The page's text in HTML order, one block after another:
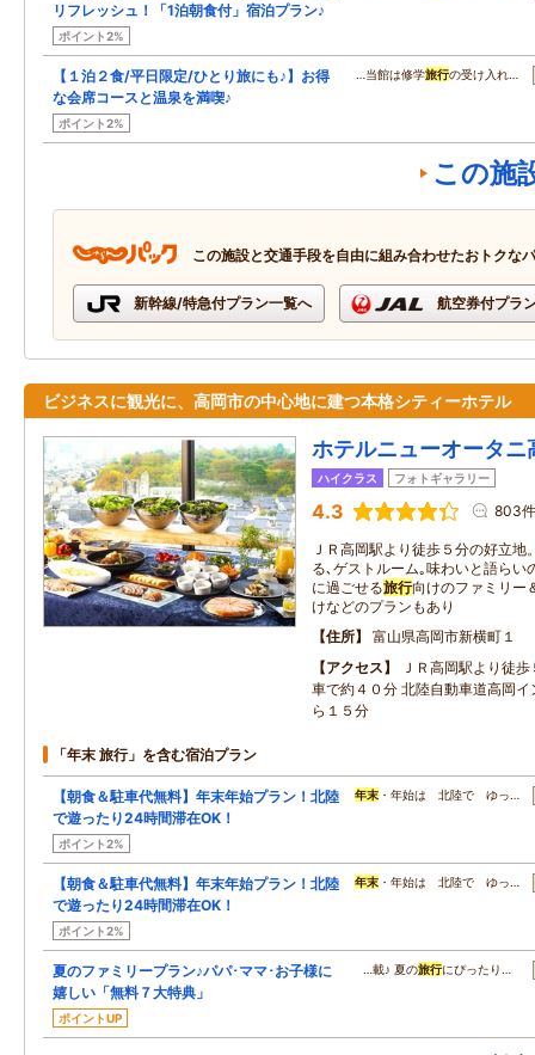
リフレッシュ！「1泊朝食付」宿泊プラン♪
ポイント2%
【１泊２食/平日限定/ひとり旅にも♪】お得
な会席コースと温泉を満喫♪
ポイント2%
…当館は修学旅行の受け入れ…
この施
この施設と交通手段を自由に組み合わせたおトクな
新幹線/特急付プラン一覧へ 航空券付プラ
ビジネスに観光に、高岡市の中心地に建つ本格シティーホテル
ホテルニューオータニ
ハイクラス フォトギャラリー
4.3 803件
ＪＲ高岡駅より徒歩５分の好立
る､ゲストルーム｡味わいと語らい
に過ごせる旅行向けのファミリー
けなどのプランもあり
住所
富山県高岡市新横町１
アクセス
ＪＲ高岡駅より徒
車で約４０分 北陸自動車道高岡
ら１５分
「年末 旅行」を含む宿泊プラン
【朝食＆駐車代無料】年末年始プラン！北陸
で遊ったり24時間滞在OK！
ポイント2%
年末 ・年始は 北陸で ゆっ…
【朝食＆駐車代無料】年末年始プラン！北陸
で遊ったり24時間滞在OK！
ポイント2%
年末 ・年始は 北陸で ゆっ…
夏のファミリープラン♪パパ･ママ･お子様に
嬉しい「無料７大特典」
ポイントUP
…載♪ 夏の旅行にぴったり…